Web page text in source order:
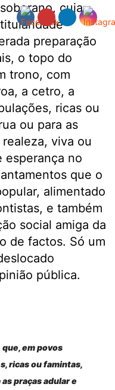
cuja
preparação
o topo do
trono, com
a cetro, a
ricas ou
ou para as
viva ou
esperança no
que o
alimentado
e também
social amiga da
de factos. Só um
pública.
em povos
ricas ou famintas,
praças adular e